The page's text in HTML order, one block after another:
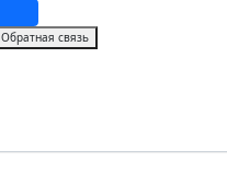
Обратная связь